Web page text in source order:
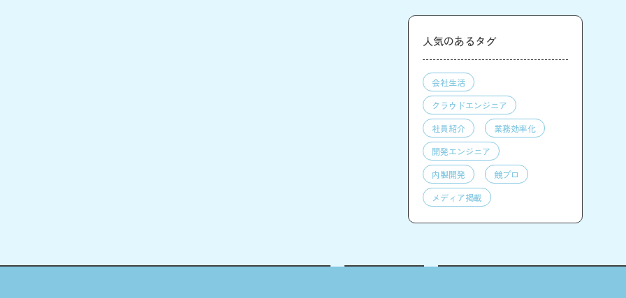
人気のあるタグ
会社生活
クラウドエンジニア
社員紹介
業務効率化
開発エンジニア
内製開発
競プロ
メディア掲載